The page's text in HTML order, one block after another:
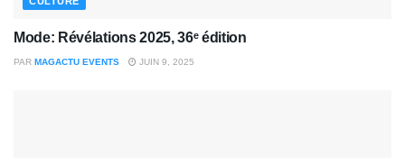
Mode: Révélations 2025, 36ᵉ édition
PAR MAGACTU EVENTS JUIN 9, 2025